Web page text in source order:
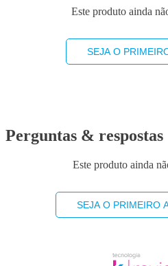
Este produto ainda
SEJA O
Perguntas & respostas
Este produto ainda
SEJA O PRIMEIRO